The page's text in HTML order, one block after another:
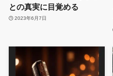
との真実に目覚める
2023年6月7日